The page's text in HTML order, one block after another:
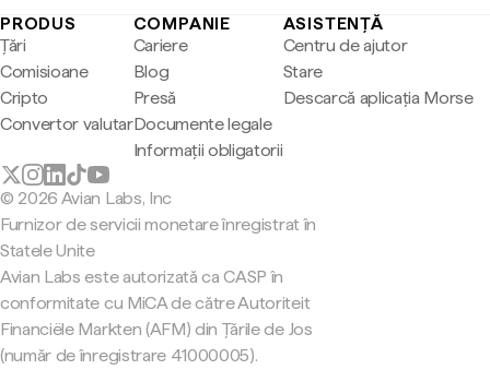
PRODUS
Țări
Comisioane
Cripto
Convertor valutar
COMPANIE
Cariere
Blog
Presă
Documente legale
Informații obligatorii
ASISTENȚĂ
Centru de ajutor
Stare
Descarcă aplicația Morse
© 2026 Avian Labs, Inc
Furnizor de servicii monetare înregistrat în
Statele Unite
Avian Labs este autorizată ca CASP în
conformitate cu MiCA de către Autoriteit
Financiële Markten (AFM) din Țările de Jos
(număr de înregistrare 41000005).